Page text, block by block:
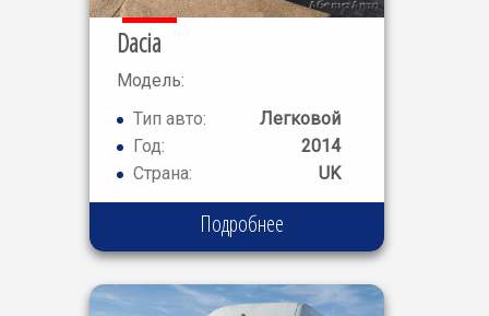
Dacia
Модель:
Sandero
Stepway
Тип авто:
Легковой
Год:
2014
Страна:
UK
Подробнее